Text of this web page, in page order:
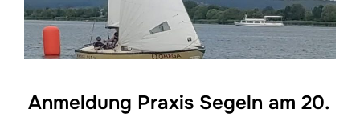
Anmeldung Praxis Segeln am 20.